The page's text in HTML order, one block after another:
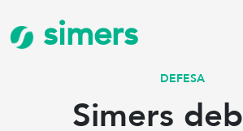
simers
DEFESA
Simers